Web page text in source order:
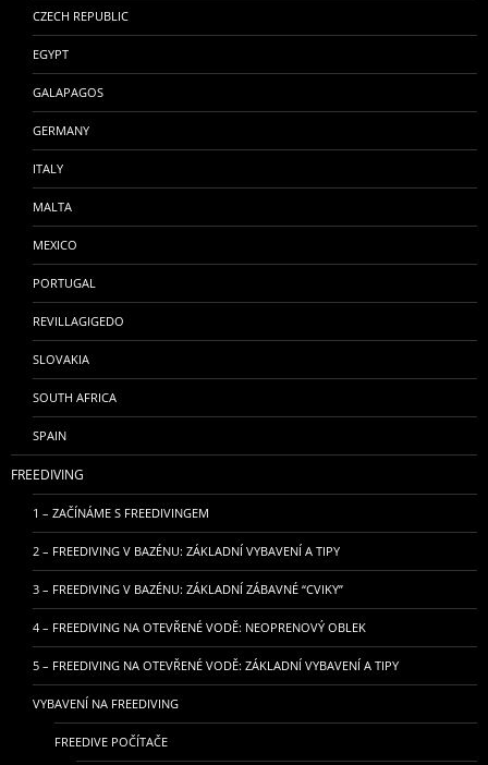
CZECH REPUBLIC
EGYPT
GALAPAGOS
GERMANY
ITALY
MALTA
MEXICO
PORTUGAL
REVILLAGIGEDO
SLOVAKIA
SOUTH AFRICA
SPAIN
FREEDIVING
1 – ZAČÍNÁME S FREEDIVINGEM
2 – FREEDIVING V BAZÉNU: ZÁKLADNÍ VYBAVENÍ A TIPY
3 – FREEDIVING V BAZÉNU: ZÁKLADNÍ ZÁBAVNÉ “CVIKY”
4 – FREEDIVING NA OTEVŘENÉ VODĚ: NEOPRENOVÝ OBLEK
5 – FREEDIVING NA OTEVŘENÉ VODĚ: ZÁKLADNÍ VYBAVENÍ A TIPY
VYBAVENÍ NA FREEDIVING
FREEDIVE POČÍTAČE